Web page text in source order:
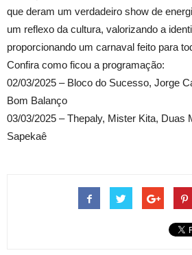
que deram um verdadeiro show de
um reflexo da cultura, valorizando a
proporcionando um carnaval feito para
Confira como ficou a programação:
02/03/2025 – Bloco do Sucesso, Jorge
Bom Balanço
03/03/2025 – Thepaly, Mister Kita, Duas
Sapekaê